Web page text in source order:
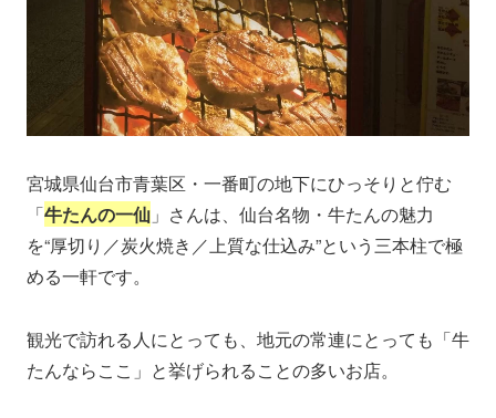
宮城県仙台市青葉区・一番町の地下にひっそりと佇む
「牛たんの一仙 」さんは、仙台名物・牛たんの魅力
を“厚切り／炭火焼き／上質な仕込み”という三本柱で極
める一軒です。
観光で訪れる人にとっても、地元の常連にとっても「牛
たんならここ」と挙げられることの多いお店。